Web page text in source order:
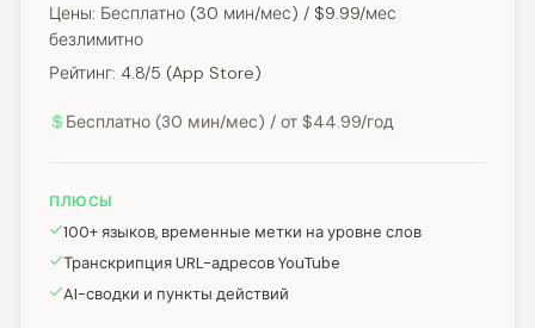
Цены: Бесплатно (30 мин/мес) / $9.99/мес
безлимитно
Рейтинг: 4.8/5 (App Store)
Бесплатно (30 мин/мес) / от $44.99/год
ПЛЮСЫ
100+ языков, временные метки на уровне слов
Транскрипция URL-адресов YouTube
AI-сводки и пункты действий